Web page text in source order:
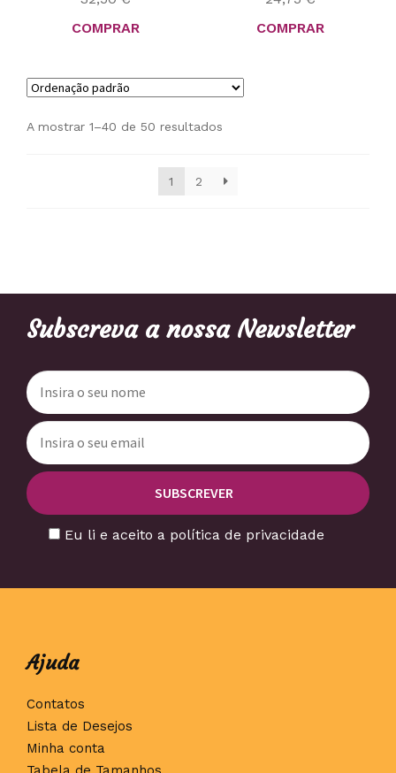
COMPRAR
COMPRAR
A mostrar 1–40 de 50 resultados
1 2
Subscreva a nossa Newsletter
Eu li e aceito a política de privacidade
Ajuda
Contatos
Lista de Desejos
Minha conta